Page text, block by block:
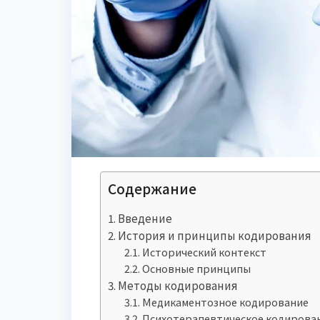
Содержание
Введение
История и принципы кодирования
Исторический контекст
Основные принципы
Методы кодирования
Медикаментозное кодирование